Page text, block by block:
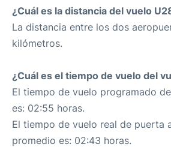
¿Cuál es la distancia del vuelo
La distancia entre los dos
kilómetros.
¿Cuál es el tiempo de vuelo del
El tiempo de vuelo programado
es: 02:55 horas.
El tiempo de vuelo real de puerta
promedio es: 02:43 horas.